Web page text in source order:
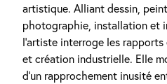
artistique. Alliant dessin,
photographie, installation et
l’artiste interroge les
et création industrielle. Elle
d’un rapprochement inusité